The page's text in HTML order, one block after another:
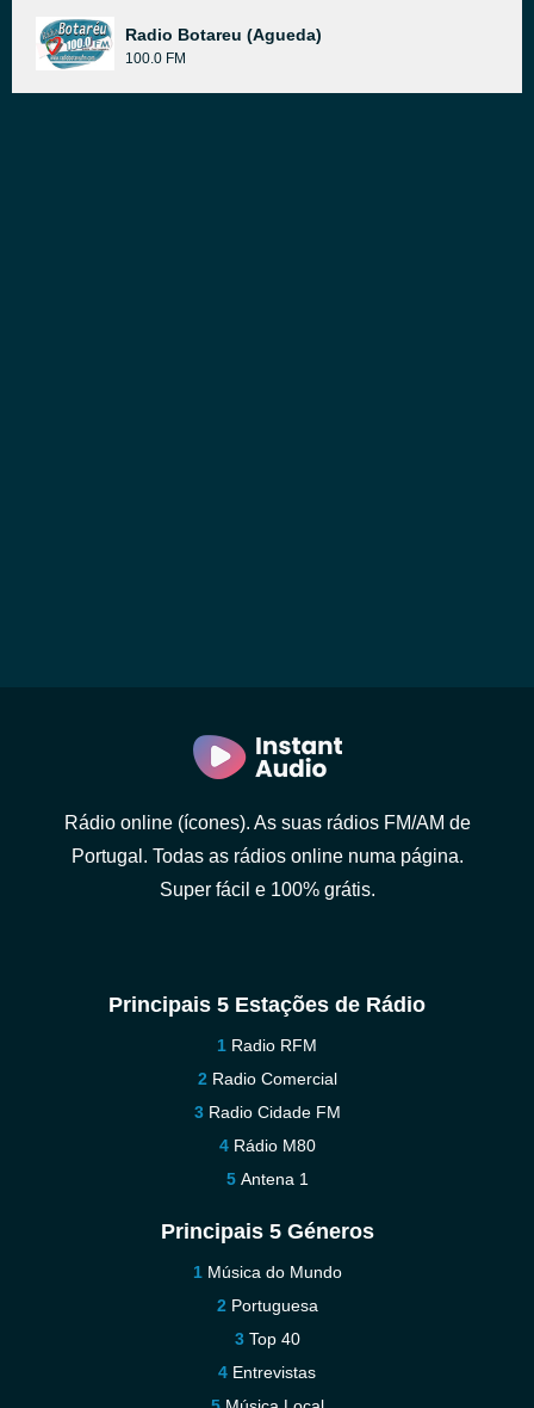
Radio Botareu (Agueda)
100.0 FM
Rádio online (ícones). As suas rádios FM/AM de
Portugal. Todas as rádios online numa página.
Super fácil e 100% grátis.
Principais 5 Estações de Rádio
Radio RFM
Radio Comercial
Radio Cidade FM
Rádio M80
Antena 1
Principais 5 Géneros
Música do Mundo
Portuguesa
Top 40
Entrevistas